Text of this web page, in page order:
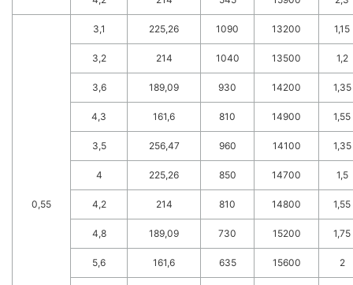
0,55
3,1 225,26 1090 13200 1,15
3,2 214 1040 13500 1,2
3,6 189,09 930 14200 1,35
4,3 161,6 810 14900 1,55
3,5 256,47 960 14100 1,35
4 225,26 850 14700 1,5
4,2 214 810 14800 1,55
4,8 189,09 730 15200 1,75
5,6 161,6 635 15600 2